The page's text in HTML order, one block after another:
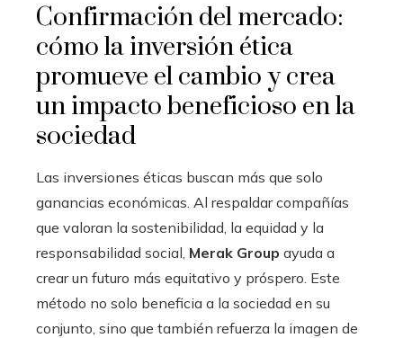
Confirmación del mercado:
cómo la inversión ética
promueve el cambio y crea
un impacto beneficioso en la
sociedad
Las inversiones éticas buscan más que solo
ganancias económicas. Al respaldar compañías
que valoran la sostenibilidad, la equidad y la
responsabilidad social, Merak Group ayuda a
crear un futuro más equitativo y próspero. Este
método no solo beneficia a la sociedad en su
conjunto, sino que también refuerza la imagen de